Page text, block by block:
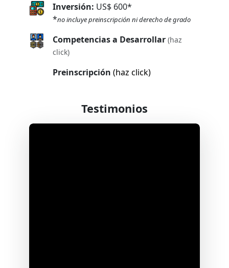
Inversión: US$ 600*
*no incluye preinscripción ni derecho de grado
Competencias a Desarrollar (haz
click)
Preinscripción (haz click)
Testimonios